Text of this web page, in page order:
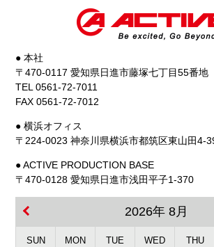
● 本社
〒470-0117 愛知県日進市藤塚七丁目55番地
TEL 0561-72-7011
FAX 0561-72-7012
● 横浜オフィス
〒224-0023 神奈川県横浜市都筑区東山田4-
● ACTIVE PRODUCTION BASE
〒470-0128 愛知県日進市浅田平子1-370
2026年 8月
SUN MON TUE WED THU